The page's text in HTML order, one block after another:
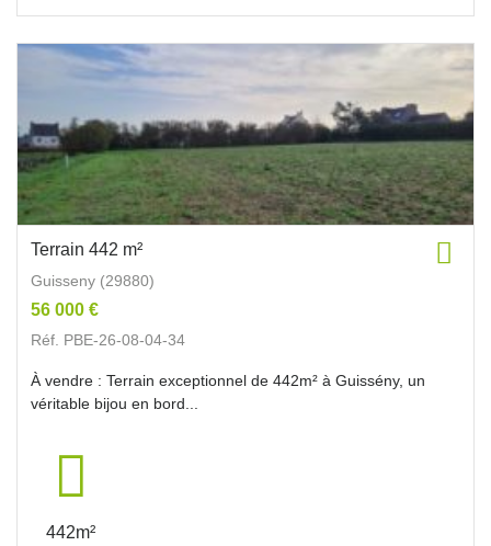
Terrain 442 m²
Guisseny (29880)
56 000 €
Réf. PBE-26-08-04-34
À vendre : Terrain exceptionnel de 442m² à Guissény, un
véritable bijou en bord...
442m²